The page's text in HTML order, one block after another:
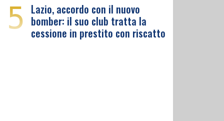
5 Lazio, accordo con il nuovo
bomber: il suo club tratta la
cessione in prestito con riscatto